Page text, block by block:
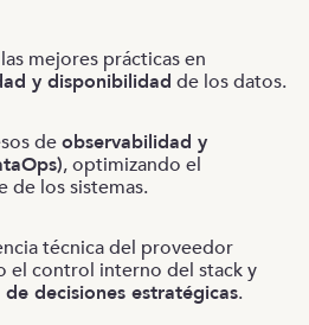
mejores prácticas en
y disponibilidad de los datos.
deobservabilidad y
, optimizando el
de los sistemas.
técnica del proveedor
el control interno del stack y
decisiones estratégicas.